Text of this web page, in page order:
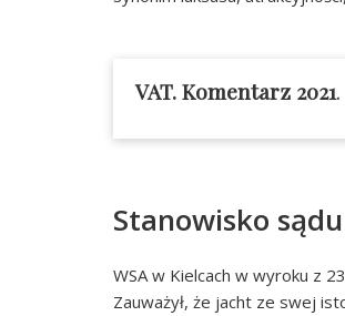
VAT. Komentarz 2021
Stanowisko sądu
WSA w Kielcach w wyroku z
Zauważył, że jacht ze swej